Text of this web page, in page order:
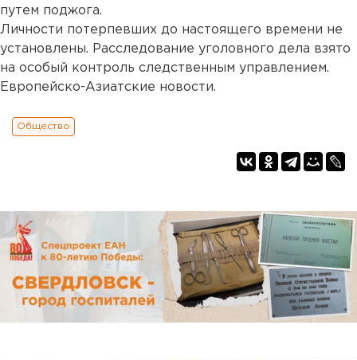
путем поджога.
Личности потерпевших до настоящего времени не
установлены. Расследование уголовного дела взято
на особый контроль следственным управлением.
Европейско-Азиатские новости.
Общество